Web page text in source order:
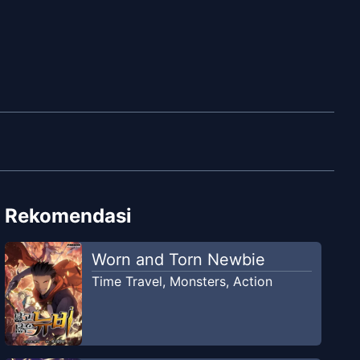
Rekomendasi
Worn and Torn Newbie
Time Travel, Monsters, Action